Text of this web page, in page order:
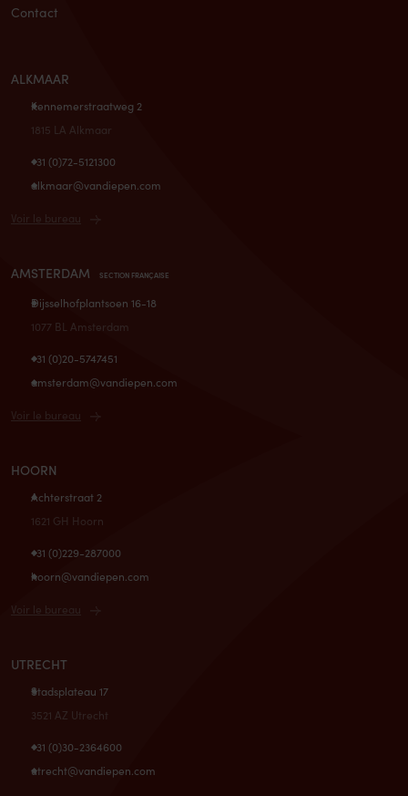
Contact
ALKMAAR
Kennemerstraatweg 2
1815 LA Alkmaar
+31 (0)72-5121300
alkmaar@vandiepen.com
Voir le bureau
AMSTERDAM SECTION FRANÇAISE
Dijsselhofplantsoen 16-18
1077 BL Amsterdam
+31 (0)20-5747451
amsterdam@vandiepen.com
Voir le bureau
HOORN
Achterstraat 2
1621 GH Hoorn
+31 (0)229-287000
hoorn@vandiepen.com
Voir le bureau
UTRECHT
Stadsplateau 17
3521 AZ Utrecht
+31 (0)30-2364600
utrecht@vandiepen.com